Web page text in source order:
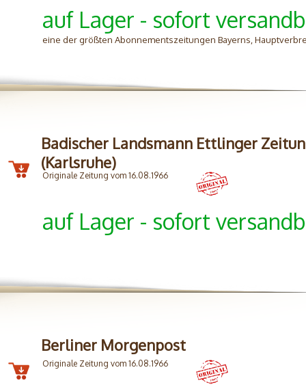
auf Lager - sofort
eine der größten Abonnementszeitungen Bayerns,
Badischer Landsmann Ettlinger
(Karlsruhe)
Originale Zeitung vom 16.08.1966
auf Lager - sofort
Berliner Morgenpost
Originale Zeitung vom 16.08.1966